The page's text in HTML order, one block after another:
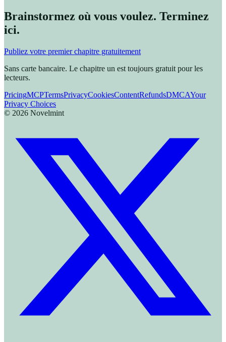
Brainstormez où vous voulez. Terminez
ici.
Publiez votre premier chapitre gratuitement
Sans carte bancaire. Le chapitre un est toujours gratuit pour les
lecteurs.
PricingMCPTermsPrivacyCookiesContentRefundsDMCAYour
Privacy Choices
© 2026 Novelmint